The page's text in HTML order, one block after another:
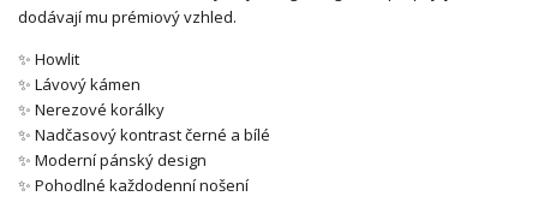
dodávají mu prémiový vzhled.
✨ Howlit
✨ Lávový kámen
✨ Nerezové korálky
✨ Nadčasový kontrast černé a bílé
✨ Moderní pánský design
✨ Pohodlné každodenní nošení